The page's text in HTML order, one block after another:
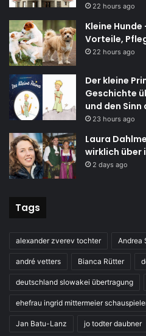
22 hours ago
Kleine
Vorteile,
22 hours ago
Der kleine
Geschichte
und den Sinn
23 hours ago
Laura
wirklich über
2 days ago
Tags
alexander zverev tochter Andrea
andré vetters Bianca Rütter
deutschland slowakei übertragung
ehefrau ingrid mittermeier
Jan Batu-Lanz jo todter daubner